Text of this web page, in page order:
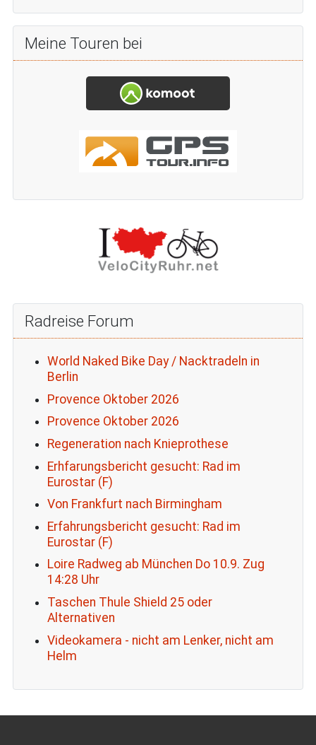
Meine Touren bei
Radreise Forum
World Naked Bike Day / Nacktradeln in
Berlin
Provence Oktober 2026
Provence Oktober 2026
Regeneration nach Knieprothese
Erhfarungsbericht gesucht: Rad im
Eurostar (F)
Von Frankfurt nach Birmingham
Erfahrungsbericht gesucht: Rad im
Eurostar (F)
Loire Radweg ab München Do 10.9. Zug
14:28 Uhr
Taschen Thule Shield 25 oder
Alternativen
Videokamera - nicht am Lenker, nicht am
Helm